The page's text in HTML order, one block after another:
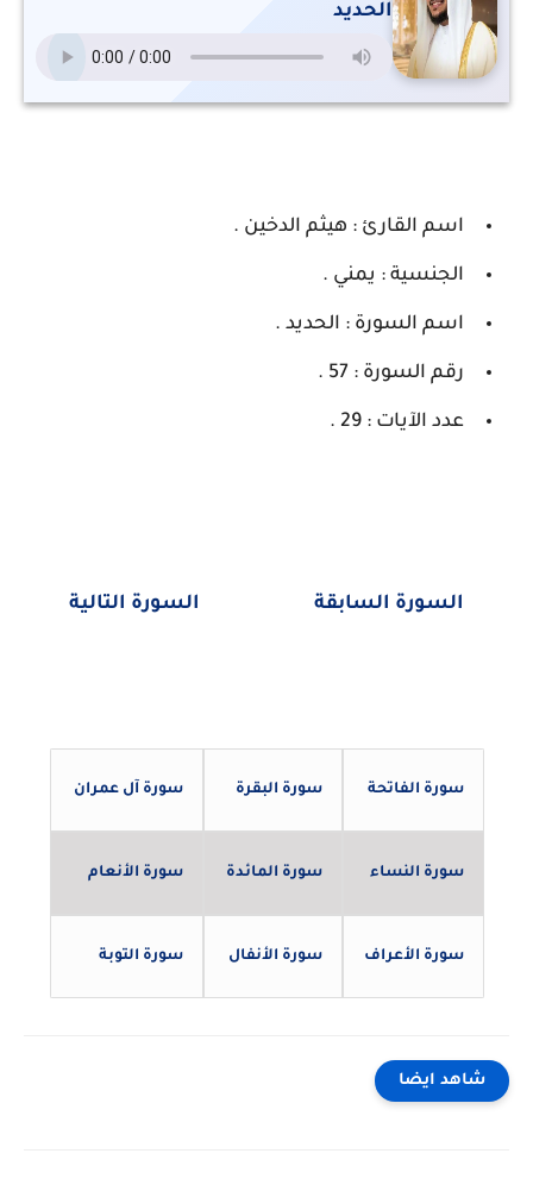
الحديد
اسم القارئ : هيثم الدخين .
الجنسية : يمني .
اسم السورة : الحديد .
رقم السورة : 57 .
عدد الآيات : 29 .
السورة السابقة السورة التالية
سورة الفاتحة سورة البقرة سورة آل عمران
سورة النساء سورة المائدة سورة الأنعام
سورة الأعراف سورة الأنفال سورة التوبة
شاهد ايضا